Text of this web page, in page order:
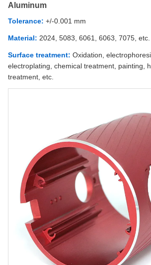
Aluminum
Tolerance: +/-0.001 mm
Material: 2024, 5083, 6061, 6063, 7075, etc.
Surface treatment: Oxidation,
electroplating, chemical treatment, painting,
treatment, etc.